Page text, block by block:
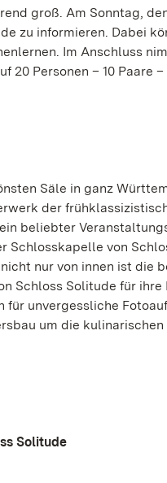
groß. Am Sonntag,
zu informieren. Dabei
Im Anschluss
20 Personen – 10
Säle in ganz
der
beliebter
Schlosskapelle von
nur von innen ist die
Schloss Solitude für
unvergessliche
um die
Solitude